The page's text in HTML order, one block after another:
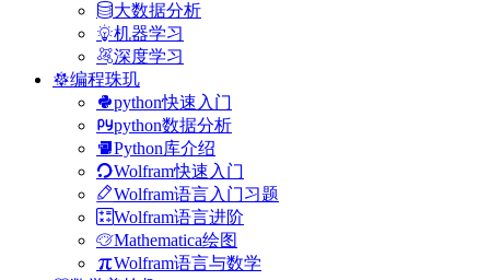
大数据分析
机器学习
深度学习
编程珠玑
python快速入门
python数据分析
Python库介绍
Wolfram快速入门
Wolfram语言入门习题
Wolfram语言进阶
Mathematica绘图
Wolfram语言与数学